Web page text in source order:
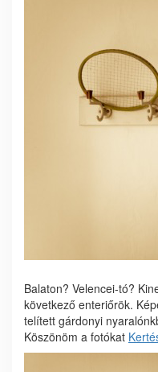
Balaton? Velencei-tó?
következő enteriőrök.
telített gárdonyi
Köszönöm a fotókat